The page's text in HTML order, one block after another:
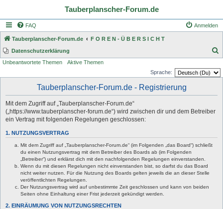
Tauberplanscher-Forum.de
FAQ Anmelden
Tauberplanscher-Forum.de
F O R E N - Ü B E R S I C H T
Datenschutzerklärung
Unbeantwortete Themen
Aktive Themen
Sprache:
Tauberplanscher-Forum.de - Registrierung
Mit dem Zugriff auf „Tauberplanscher-Forum.de“
(„https://www.tauberplanscher-forum.de“) wird zwischen dir und dem Betreiber
ein Vertrag mit folgenden Regelungen geschlossen:
1. NUTZUNGSVERTRAG
Mit dem Zugriff auf „Tauberplanscher-Forum.de“ (im Folgenden „das Board“) schließt
du einen Nutzungsvertrag mit dem Betreiber des Boards ab (im Folgenden
„Betreiber“) und erklärst dich mit den nachfolgenden Regelungen einverstanden.
Wenn du mit diesen Regelungen nicht einverstanden bist, so darfst du das Board
nicht weiter nutzen. Für die Nutzung des Boards gelten jeweils die an dieser Stelle
veröffentlichten Regelungen.
Der Nutzungsvertrag wird auf unbestimmte Zeit geschlossen und kann von beiden
Seiten ohne Einhaltung einer Frist jederzeit gekündigt werden.
2. EINRÄUMUNG VON NUTZUNGSRECHTEN